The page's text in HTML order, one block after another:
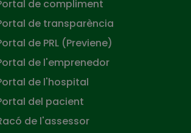
de compliment
de transparència
de PRL (Previene)
de l'emprenedor
de l'hospital
del pacient
de l'assessor